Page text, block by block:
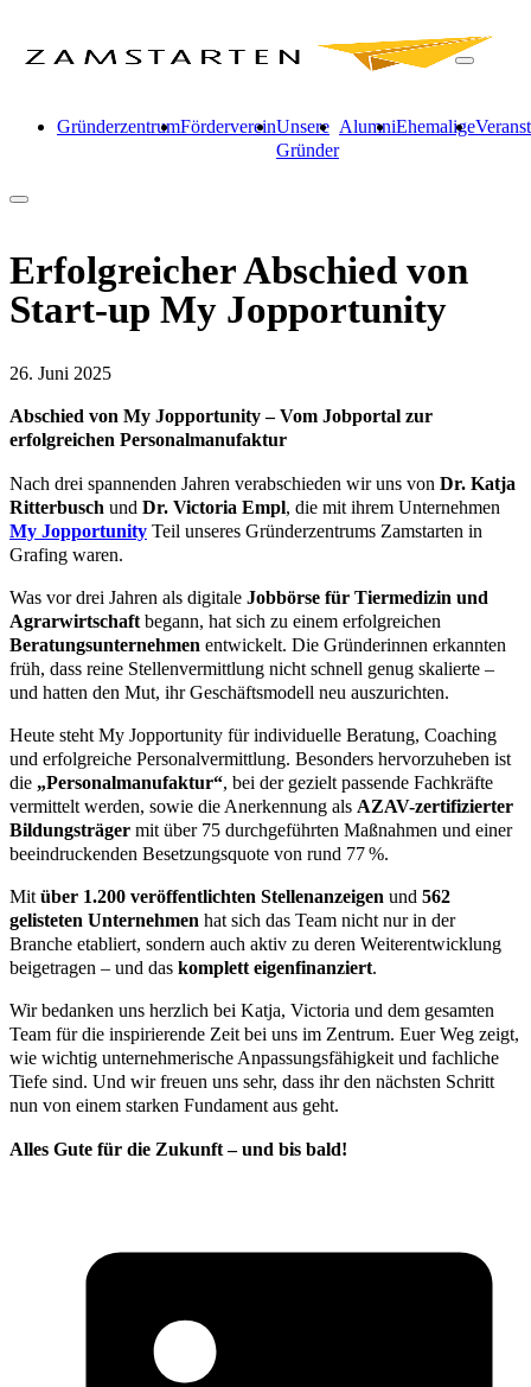
GründerzentrumFördervereinUnsere
Gründer
AlumniEhemalige
Erfolgreicher Abschied von
Start-up My Jopportunity
26. Juni 2025
Abschied von My Jopportunity – Vom Jobportal zur
erfolgreichen Personalmanufaktur
Nach drei spannenden Jahren verabschieden wir uns von Dr. Katja
Ritterbusch und Dr. Victoria Empl, die mit ihrem Unternehmen
My Jopportunity Teil unseres Gründerzentrums Zamstarten in
Grafing waren.
Was vor drei Jahren als digitale Jobbörse für Tiermedizin und
Agrarwirtschaft begann, hat sich zu einem erfolgreichen
Beratungsunternehmen entwickelt. Die Gründerinnen erkannten
früh, dass reine Stellenvermittlung nicht schnell genug skalierte –
und hatten den Mut, ihr Geschäftsmodell neu auszurichten.
Heute steht My Jopportunity für individuelle Beratung, Coaching
und erfolgreiche Personalvermittlung. Besonders hervorzuheben ist
die „Personalmanufaktur“, bei der gezielt passende Fachkräfte
vermittelt werden, sowie die Anerkennung als AZAV-zertifizierter
Bildungsträger mit über 75 durchgeführten Maßnahmen und einer
beeindruckenden Besetzungsquote von rund 77 %.
Mit über 1.200 veröffentlichten Stellenanzeigen und 562
gelisteten Unternehmen hat sich das Team nicht nur in der
Branche etabliert, sondern auch aktiv zu deren Weiterentwicklung
beigetragen – und das komplett eigenfinanziert.
Wir bedanken uns herzlich bei Katja, Victoria und dem gesamten
Team für die inspirierende Zeit bei uns im Zentrum. Euer Weg zeigt,
wie wichtig unternehmerische Anpassungsfähigkeit und fachliche
Tiefe sind. Und wir freuen uns sehr, dass ihr den nächsten Schritt
nun von einem starken Fundament aus geht.
Alles Gute für die Zukunft – und bis bald!